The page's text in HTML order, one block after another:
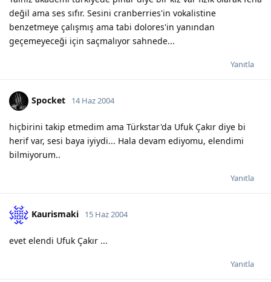
değil ama ses sıfır. Sesini cranberries'in vokalistine
benzetmeye çalışmış ama tabi dolores'in yanından
geçemeyeceği için saçmalıyor sahnede...
Yanıtla
Spocket 14 Haz 2004
hiçbirini takip etmedim ama Türkstar'da Ufuk Çakır diye bi
herif var, sesi baya iyiydi... Hala devam ediyomu, elendimi
bilmiyorum..
Yanıtla
Kaurismaki 15 Haz 2004
evet elendi Ufuk Çakır ...
Yanıtla